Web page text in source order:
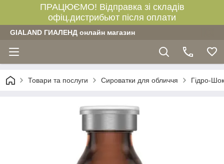
ПРАЦЮЄМО! Відправка зі складів
офіц.дистрибьют після оплати
GIALAND ГИАЛЕНД онлайн магазин
Товари та послуги Сироватки для обличчя Гідро-